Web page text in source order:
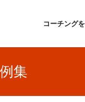
コーチング
集